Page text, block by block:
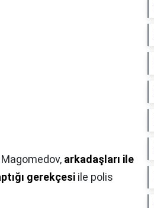
arkadaşları ile
gerekçesi ile polis